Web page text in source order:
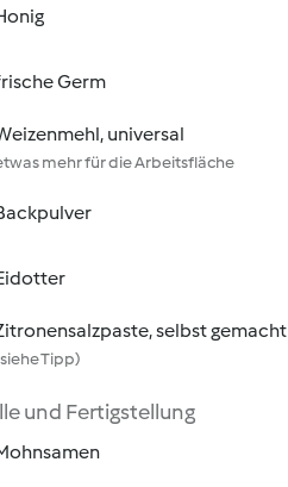
Germ
universal
mehr für die Arbeitsfläche
selbst gemacht
Tipp)
und Fertigstellung